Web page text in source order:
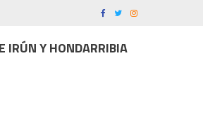
IRÚN Y HONDARRIBIA